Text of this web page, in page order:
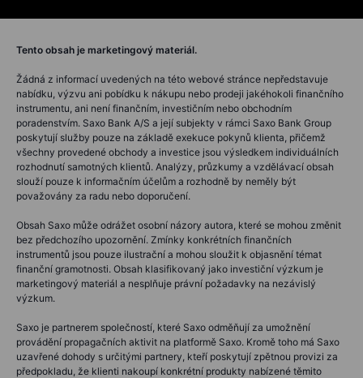
Tento obsah je marketingový materiál.
Žádná z informací uvedených na této webové stránce nepředstavuje
nabídku, výzvu ani pobídku k nákupu nebo prodeji jakéhokoli finančního
instrumentu, ani není finančním, investičním nebo obchodním
poradenstvím. Saxo Bank A/S a její subjekty v rámci Saxo Bank Group
poskytují služby pouze na základě exekuce pokynů klienta, přičemž
všechny provedené obchody a investice jsou výsledkem individuálních
rozhodnutí samotných klientů. Analýzy, průzkumy a vzdělávací obsah
slouží pouze k informačním účelům a rozhodně by neměly být
považovány za radu nebo doporučení.
Obsah Saxo může odrážet osobní názory autora, které se mohou změnit
bez předchozího upozornění. Zmínky konkrétních finančních
instrumentů jsou pouze ilustrační a mohou sloužit k objasnění témat
finanční gramotnosti. Obsah klasifikovaný jako investiční výzkum je
marketingový materiál a nesplňuje právní požadavky na nezávislý
výzkum.
Saxo je partnerem společností, které Saxo odměňují za umožnění
provádění propagačních aktivit na platformě Saxo. Kromě toho má Saxo
uzavřené dohody s určitými partnery, kteří poskytují zpětnou provizi za
předpokladu, že klienti nakoupí konkrétní produkty nabízené těmito